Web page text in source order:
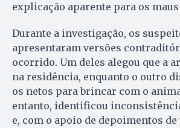
explicação aparente para os
Durante a investigação, os
apresentaram versões
ocorrido. Um deles alegou que a
na residência, enquanto o outro
os netos para brincar com o
entanto, identificou
e, com o apoio de depoimentos